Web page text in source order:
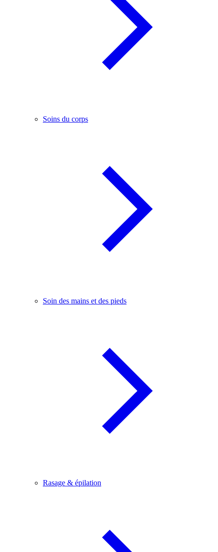
Soins du corps
Soin des mains et des pieds
Rasage & épilation